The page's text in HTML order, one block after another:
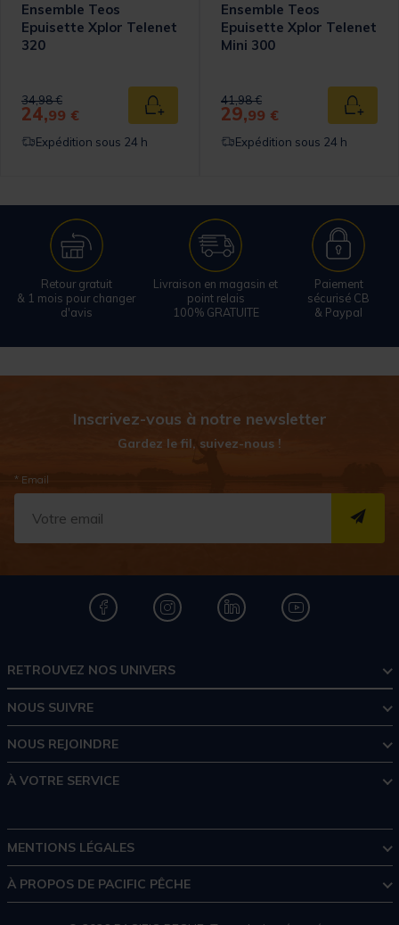
panier
Ensemble Teos
Epuisette Xplor Telenet
320
Price reduced from
34,98 €to
24,99 € Ajouter au panier
Expédition sous 24 h
Ensemble Teos
Epuisette Xplor Telenet
Mini 300
Price reduced from
41,98 €to
29,99 €
Expédition sous 24 h
Retour gratuit
& 1 mois pour changer
d'avis
Livraison en magasin et
point relais
100% GRATUITE
Paiement
sécurisé CB
& Paypal
Inscrivez-vous à notre newsletter
Gardez le fil, suivez-nous !
* Email
RETROUVEZ NOS UNIVERS
NOUS SUIVRE
NOUS REJOINDRE
À VOTRE SERVICE
MENTIONS LÉGALES
À PROPOS DE PACIFIC PÊCHE